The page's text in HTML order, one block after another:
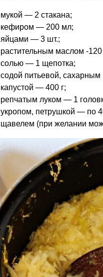
мукой — 2 стакана;
кефиром — 200 мл;
яйцами — 3 шт.;
растительным маслом -
солью — 1 щепотка;
содой питьевой,
капустой — 400 г;
репчатым луком — 1
укропом, петрушкой — по
щавелем (при желании